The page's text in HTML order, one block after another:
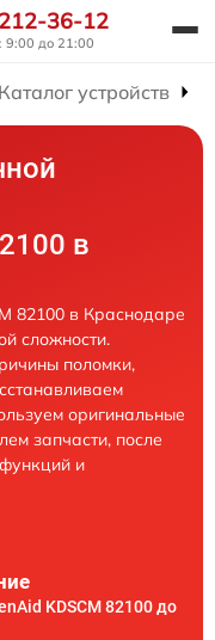
36-12
9:00 до 21:00
Каталог устройств
в
82100 в Краснодаре
сложности.
поломки,
оригинальные
запчасти, после
и
KDSCM 82100 до